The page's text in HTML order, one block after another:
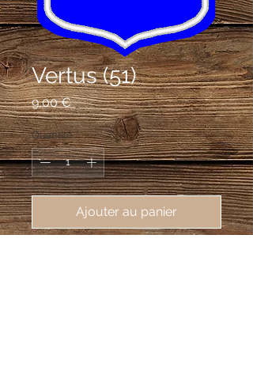
Vertus (51)
9,00 €Prix
Quantité *
Ajouter au panier